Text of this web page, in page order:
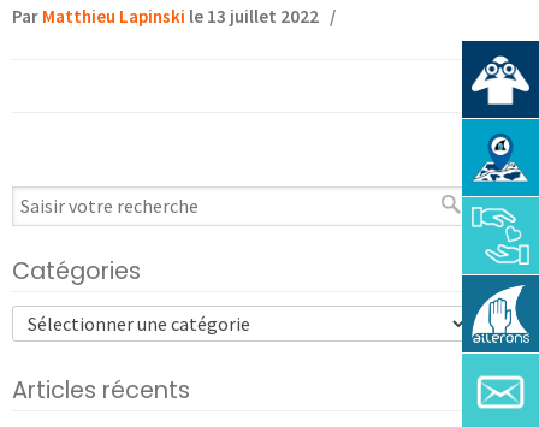
Par Matthieu Lapinski le 13 juillet 2022 /
Catégories
Articles récents